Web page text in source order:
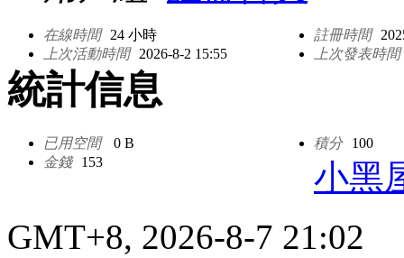
在線時間 24 小時 註冊時間
上次活動時間
2026-8-2 15:55 上次發表時間
統計信息
已用空間 0 B 積分
100
金錢
153
小黑
GMT+8, 2026-8-7 21:02